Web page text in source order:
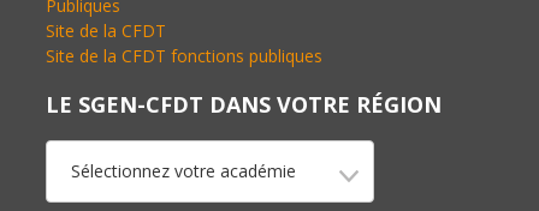
Publiques
Site de la CFDT
Site de la CFDT fonctions publiques
LE SGEN-CFDT DANS VOTRE RÉGION
Sélectionnez votre académie